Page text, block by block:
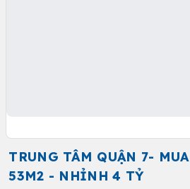
TRUNG TÂM QUẬN 7-
53M2 - NHỈNH 4 TỶ